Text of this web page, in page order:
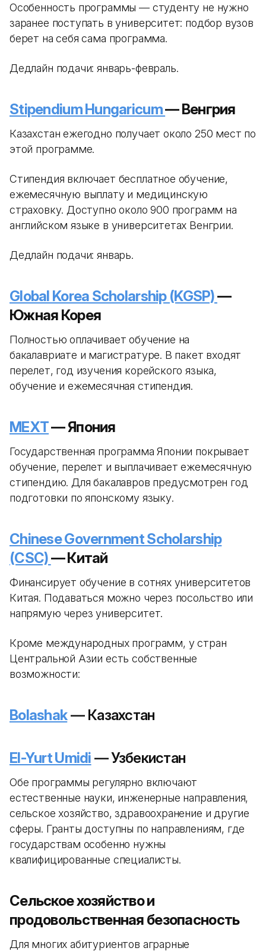
Особенность программы — студенту не нужно
заранее поступать в университет: подбор вузов
берет на себя сама программа.
Дедлайн подачи: январь-февраль.
Stipendium Hungaricum— Венгрия
Казахстан ежегодно получает около 250 мест по
этой программе.
Стипендия включает бесплатное обучение,
ежемесячную выплату и медицинскую
страховку. Доступно около 900 программ на
английском языке в университетах Венгрии.
Дедлайн подачи: январь.
Global Korea Scholarship (KGSP)—
Южная Корея
Полностью оплачивает обучение на
бакалавриате и магистратуре. В пакет входят
перелет, год изучения корейского языка,
обучение и ежемесячная стипендия.
MEXT— Япония
Государственная программа Японии покрывает
обучение, перелет и выплачивает ежемесячную
стипендию. Для бакалавров предусмотрен год
подготовки по японскому языку.
Chinese Government Scholarship
(CSC)— Китай
Финансирует обучение в сотнях университетов
Китая. Подаваться можно через посольство или
напрямую через университет.
Кроме международных программ, у стран
Центральной Азии есть собственные
возможности:
Bolashak— Казахстан
El-Yurt Umidi — Узбекистан
Обе программы регулярно включают
естественные науки, инженерные направления,
сельское хозяйство, здравоохранение и другие
сферы. Гранты доступны по направлениям, где
государствам особенно нужны
квалифицированные специалисты.
Сельское хозяйство и
продовольственная безопасность
Для многих абитуриентов аграрные